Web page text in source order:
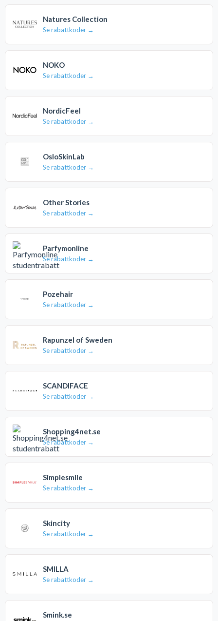
Natures Collection
Se rabattkoder →
NOKO
Se rabattkoder →
NordicFeel
Se rabattkoder →
OsloSkinLab
Se rabattkoder →
Other Stories
Se rabattkoder →
Parfymonline
Se rabattkoder →
Pozehair
Se rabattkoder →
Rapunzel of Sweden
Se rabattkoder →
SCANDIFACE
Se rabattkoder →
Shopping4net.se
Se rabattkoder →
Simplesmile
Se rabattkoder →
Skincity
Se rabattkoder →
SMILLA
Se rabattkoder →
Smink.se